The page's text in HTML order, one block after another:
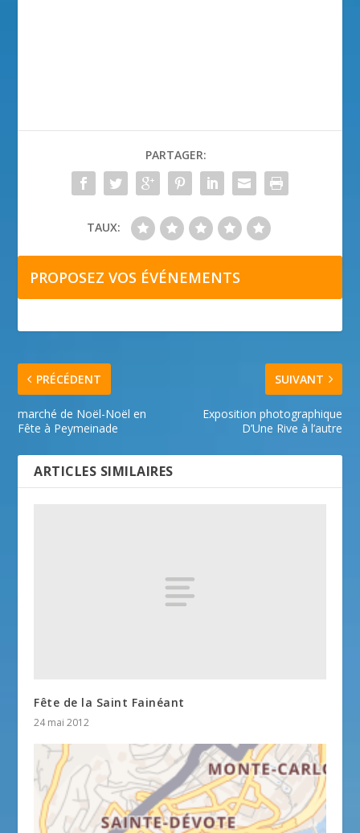
PARTAGER:
TAUX:
PROPOSEZ VOS ÉVÉNEMENTS
PRÉCÉDENT
marché de Noël-Noël en
Fête à Peymeinade
SUIVANT
Exposition photographique
D’Une Rive à l’autre
ARTICLES SIMILAIRES
Fête de la Saint Fainéant
24 mai 2012